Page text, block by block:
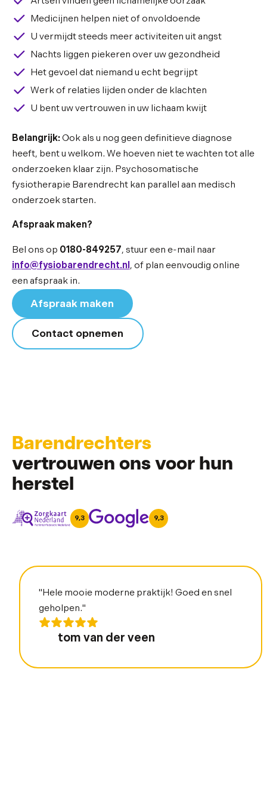
Medicijnen helpen niet of onvoldoende
U vermijdt steeds meer activiteiten uit angst
Nachts liggen piekeren over uw gezondheid
Het gevoel dat niemand u echt begrijpt
Werk of relaties lijden onder de klachten
U bent uw vertrouwen in uw lichaam kwijt
Belangrijk:Ook als u nog geen definitieve diagnose
heeft, bent u welkom. We hoeven niet te wachten tot alle
onderzoeken klaar zijn. Psychosomatische
fysiotherapie Barendrecht kan parallel aan medisch
onderzoek starten.
Afspraak maken?
Bel ons op 0180-849257, stuur een e-mail naar
info@fysiobarendrecht.nl, of plan eenvoudig online
een afspraak in.
Afspraak maken
Contact opnemen
Barendrechters
vertrouwen ons voor hun
herstel
9,3 9,3
"Hele mooie moderne praktijk! Goed en snel
geholpen."
tom van der veen